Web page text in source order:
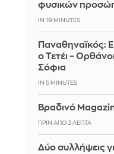
φυσικών
IN 19 MINUTES
Παναθηναϊκός:
ο Τετέι –
Σόφια
IN 5 MINUTES
Βραδινό
ΠΡΙΝ ΑΠΌ 3 ΛΕΠΤΆ
Δύο συλλήψεις